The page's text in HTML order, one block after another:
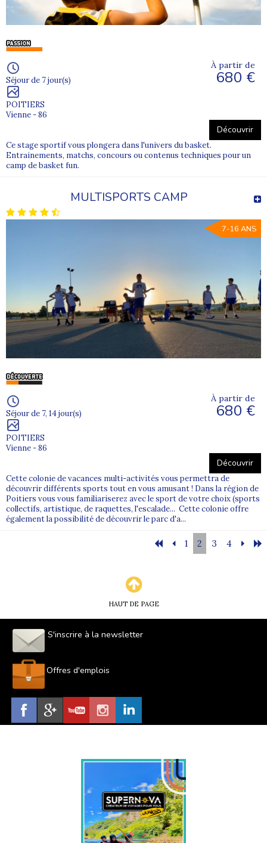
Séjour de 7 jour(s)
POITIERS
Vienne - 86
À partir de
680 €
Découvrir
Ce stage sportif vous plongera dans l'univers du basket.
Entrainements, matchs, concours ou contenus techniques pour un
camp de basket fun.
MULTISPORTS CAMP
7-16 ANS
Séjour de 7, 14 jour(s)
POITIERS
Vienne - 86
À partir de
680 €
Découvrir
Cette colonie de vacances multi-activités vous permettra de
découvrir différents sports tout en vous amusant ! Dans la région de
Poitiers vous vous familiariserez avec le sport de votre choix (sports
collectifs, artistique, de raquettes, l'escalade... Cette colonie offre
également la possibilité de découvrir le parc d'a...
1 2 3 4
HAUT DE PAGE
S'inscrire à la newsletter
Offres d'emplois